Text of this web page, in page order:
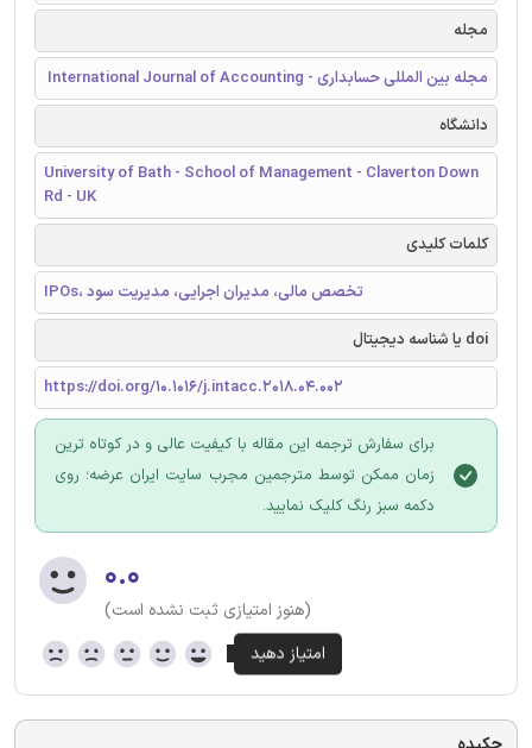
مجله
مجله بین المللی حسابداری - International Journal of Accounting
دانشگاه
University of Bath - School of Management - Claverton Down
Rd - UK
کلمات کلیدی
IPOs، تخصص مالی، مدیران اجرایی، مدیریت سود
doi یا شناسه دیجیتال
https://doi.org/10.1016/j.intacc.2018.04.002
برای سفارش ترجمه این مقاله با کیفیت عالی و در کوتاه ترین
زمان ممکن توسط مترجمین مجرب سایت ایران عرضه؛ روی
دکمه سبز رنگ کلیک نمایید.
۰.۰
(هنوز امتیازی ثبت نشده است)